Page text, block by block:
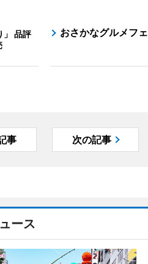
」 品評
おさかなグルメフ
事 次の記事
ース